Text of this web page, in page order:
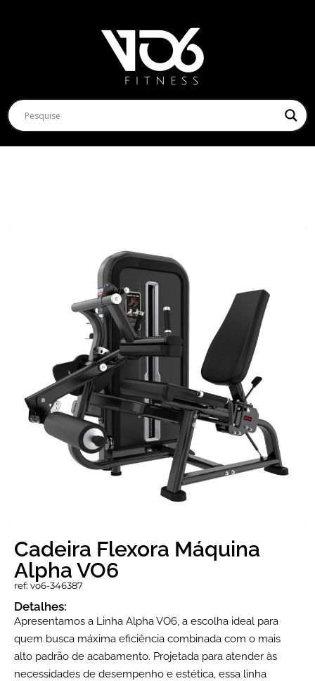
Cadeira Flexora Máquina
Alpha VO6
ref: vo6-346387
Detalhes:
Apresentamos a Linha Alpha VO6, a escolha ideal para
quem busca máxima eficiência combinada com o mais
alto padrão de acabamento. Projetada para atender às
necessidades de desempenho e estética, essa linha